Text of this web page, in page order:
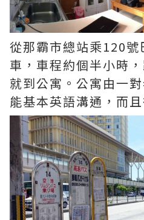
從那霸市總站乘120
車，車程約個半小時
就到公寓。公寓由一
能基本英語溝通，而且